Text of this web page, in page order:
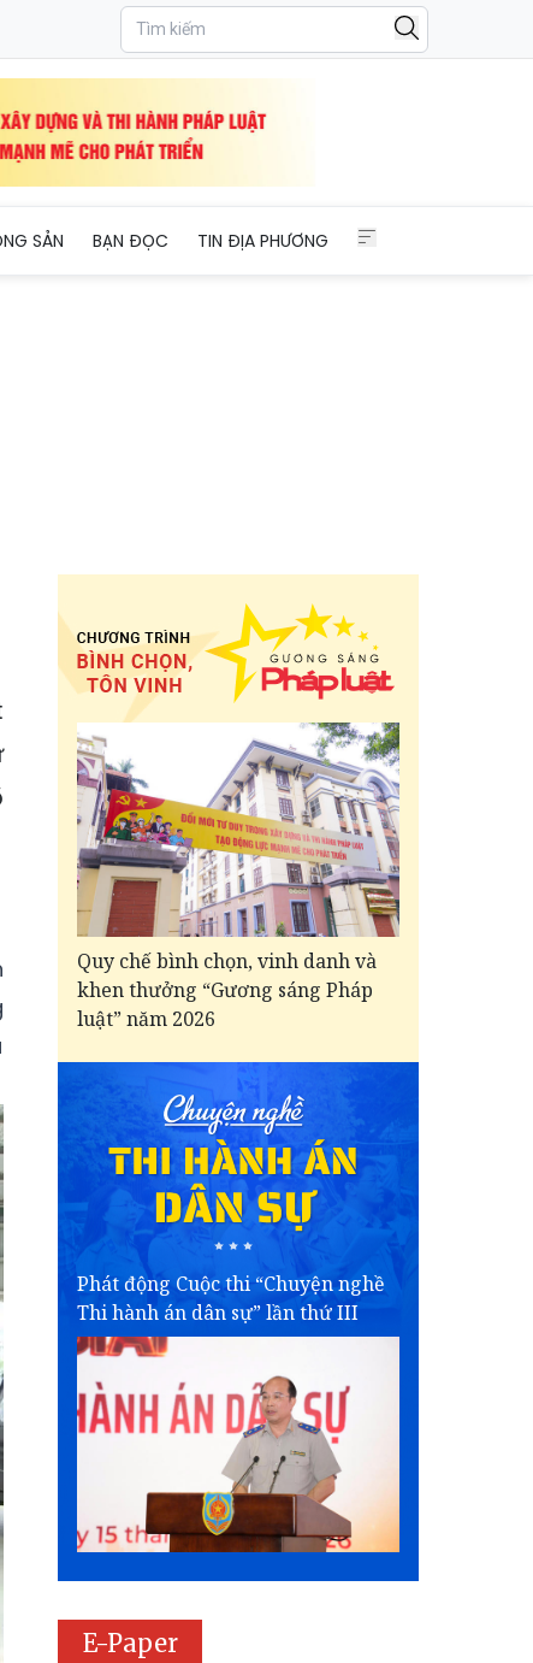
SẢN BẠN ĐỌC TIN ĐỊA PHƯƠNG
Quy chế bình chọn, vinh danh và
khen thưởng “Gương sáng Pháp
luật” năm 2026
Phát động Cuộc thi “Chuyện nghề
Thi hành án dân sự” lần thứ III
E-Paper